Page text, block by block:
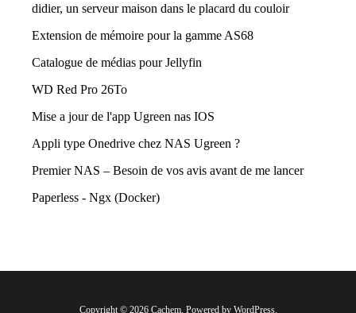
didier, un serveur maison dans le placard du couloir
Extension de mémoire pour la gamme AS68
Catalogue de médias pour Jellyfin
WD Red Pro 26To
Mise a jour de l'app Ugreen nas IOS
Appli type Onedrive chez NAS Ugreen ?
Premier NAS – Besoin de vos avis avant de me lancer
Paperless - Ngx (Docker)
Copyright © 2026 Cachem. Powered by WordPress.